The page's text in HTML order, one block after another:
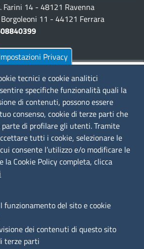
Farini 14 - 48121 Ravenna
11 - 44121 Ferrara
783.711Privacy
tecnici e cookie analitici
specifiche funzionalità quali la
di contenuti, possono essere
consenso, cookie di terze parti che
di profilare gli utenti. Tramite
tutti i cookie, selezionare le
consente l’utilizzo e/o modificare le
la Cookie Policy completa, clicca
funzionamento del sito e cookie
dei contenuti di questo sito
terze parti